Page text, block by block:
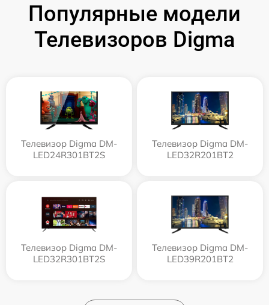
Популярные модели
Телевизоров Digma
Телевизор Digma DM-
LED24R301BT2S
Телевизор Digma DM-
LED32R201BT2
Телевизор Digma DM-
LED32R301BT2S
Телевизор Digma DM-
LED39R201BT2